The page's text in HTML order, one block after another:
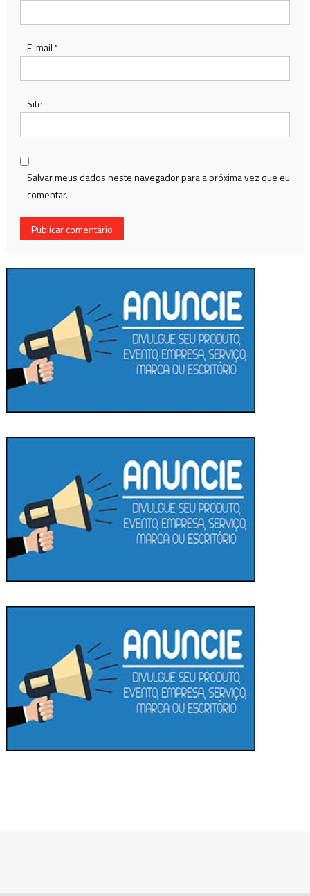
E-mail *
Site
Salvar meus dados neste navegador para a próxima vez que eu
comentar.